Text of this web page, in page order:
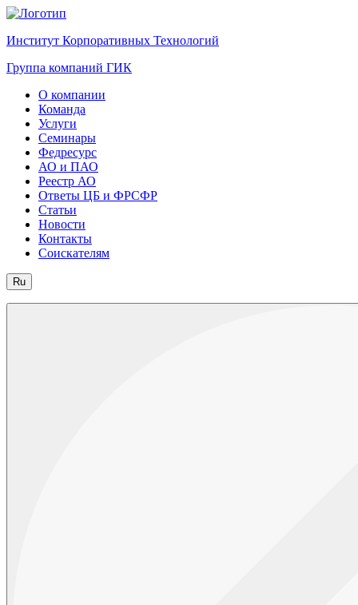
Институт Корпоративных Технологий
Группа компаний ГИК
О компании
Команда
Услуги
Семинары
Федресурс
АО и ПАО
Реестр АО
Ответы ЦБ и ФРСФР
Статьи
Новости
Контакты
Соискателям
Ru